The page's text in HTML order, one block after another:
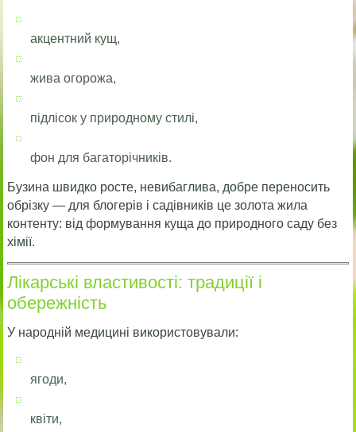
акцентний кущ,
жива огорожа,
підлісок у природному стилі,
фон для багаторічників.
Бузина швидко росте, невибаглива, добре переносить
обрізку — для блогерів і садівників це золота жила
контенту: від формування куща до природного саду без
хімії.
Лікарські властивості: традиції і
обережність
У народній медицині використовували:
ягоди,
квіти,